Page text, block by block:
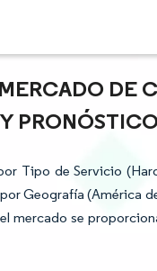
DE
Tipo de Servicio
Geografía (América
se